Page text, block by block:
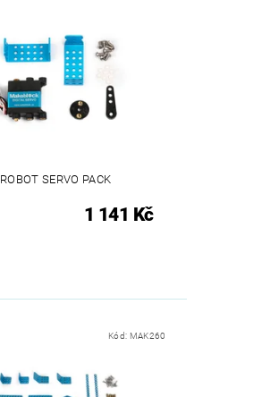
ROBOT SERVO PACK
1 141 Kč
Kód: MAK260